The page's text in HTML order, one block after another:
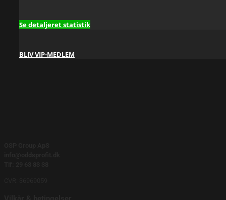
Se detaljeret statistik
BLIV VIP-MEDLEM